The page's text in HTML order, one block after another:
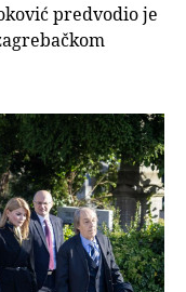
predvodio je